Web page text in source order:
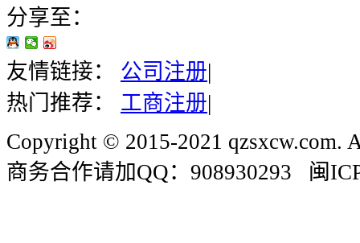
分享至：
友情链接： 公司注册|
热门推荐：
工商注册|
Copyright © 2015-2021 qzsxcw.com.
商务合作请加QQ：908930293 闽